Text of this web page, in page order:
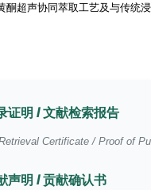
酮超声协同萃取工艺及与传统
证明 / 文献检索报告
Certificate / Proof of
声明 / 贡献确认书